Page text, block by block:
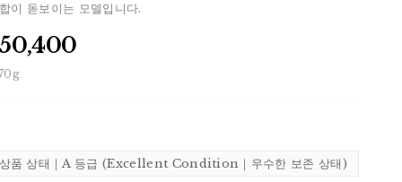
이 돋보이는 모델입니다.
g
상품 상태｜A 등급 (Excellent Condition｜우수한 보존 상태)